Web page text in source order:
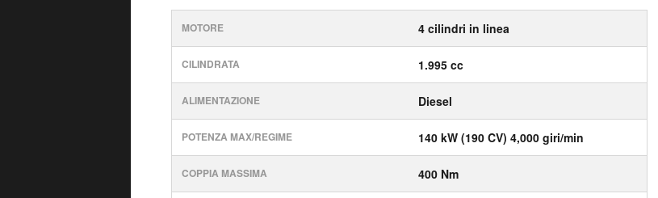
MOTORE 4 cilindri in linea
CILINDRATA 1.995 cc
ALIMENTAZIONE Diesel
POTENZA MAX/REGIME 140 kW (190 CV) 4,000 giri/min
COPPIA MASSIMA 400 Nm